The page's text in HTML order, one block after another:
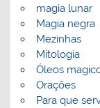
magia lunar
Magia negra
Mezinhas
Mitologia
Óleos
Orações
Para que